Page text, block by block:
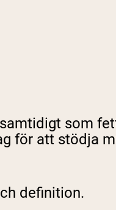
som
för att stödja
definition.